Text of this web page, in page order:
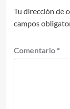
Tu dirección de
campos
Comentario *